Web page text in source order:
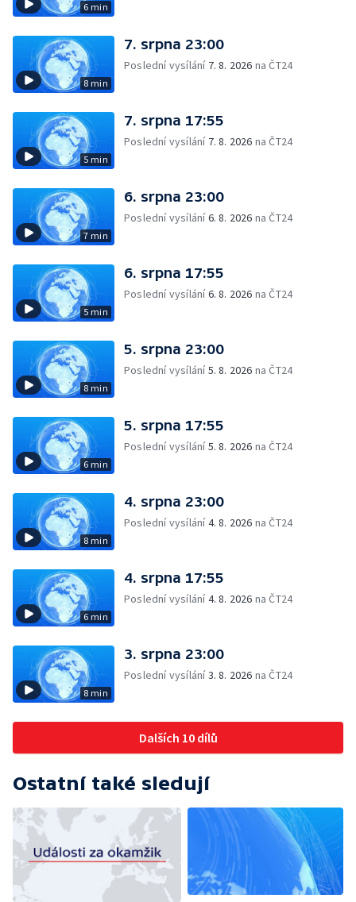
6 min
8 min
7. srpna 23:00
Poslední vysílání 7. 8. 2026 na ČT24
5 min
7. srpna 17:55
Poslední vysílání 7. 8. 2026 na ČT24
7 min
6. srpna 23:00
Poslední vysílání6. 8. 2026 na ČT24
5 min
6. srpna 17:55
Poslední vysílání6. 8. 2026 na ČT24
8 min
5. srpna 23:00
Poslední vysílání5. 8. 2026 na ČT24
6 min
5. srpna 17:55
Poslední vysílání5. 8. 2026 na ČT24
8 min
4. srpna 23:00
Poslední vysílání4. 8. 2026 na ČT24
6 min
4. srpna 17:55
Poslední vysílání4. 8. 2026 na ČT24
8 min
3. srpna 23:00
Poslední vysílání3. 8. 2026 na ČT24
Dalších 10 dílů
Ostatní také sledují